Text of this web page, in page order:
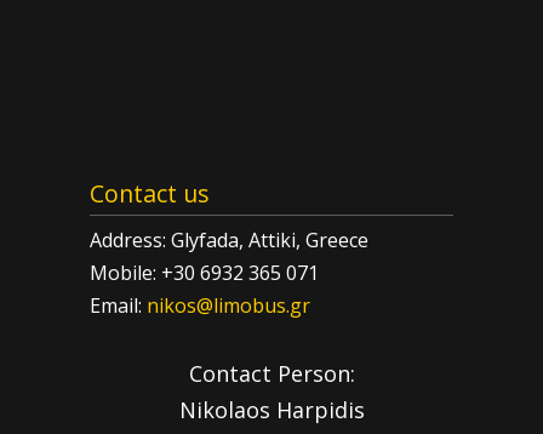
Contact us
Address: Glyfada, Attiki, Greece
Mobile: +30 6932 365 071
Email: nikos@limobus.gr
Contact Person:
Nikolaos Harpidis